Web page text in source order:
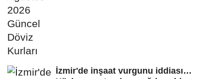
İzmir'de inşaat vurgunu iddiası…